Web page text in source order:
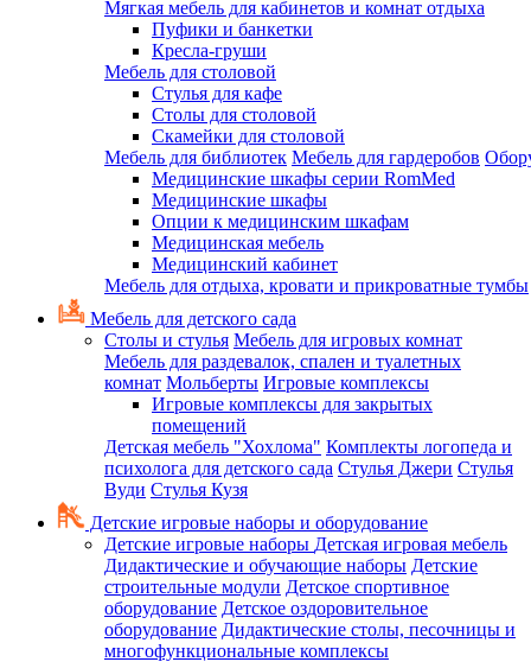
Мягкая мебель для кабинетов и комнат отдыха
Пуфики и банкетки
Кресла-груши
Мебель для столовой
Cтулья для кафе
Cтолы для столовой
Скамейки для столовой
Мебель для библиотек Мебель для гардеробов
Медицинские шкафы серии RomMed
Медицинские шкафы
Опции к медицинским шкафам
Медицинская мебель
Медицинский кабинет
Мебель для отдыха, кровати и прикроватные тумбы
Мебель для детского сада
Столы и стулья Мебель для игровых комнат
Мебель для раздевалок, спален и туалетных
комнат Мольберты Игровые комплексы
Игровые комплексы для закрытых
помещений
Детская мебель "Хохлома" Комплекты логопеда и
психолога для детского сада Стулья Джери Стулья
Вуди Стулья Кузя
Детские игровые наборы и оборудование
Детские игровые наборы Детская игровая мебель
Дидактические и обучающие наборы Детские
строительные модули Детское спортивное
оборудование Детское оздоровительное
оборудование Дидактические столы, песочницы и
многофункциональные комплексы